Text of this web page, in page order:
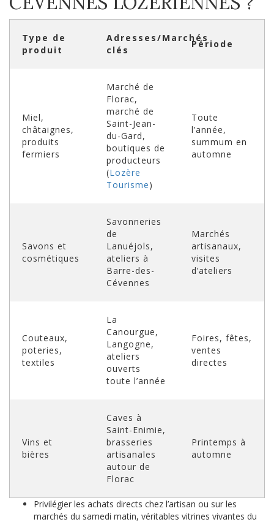
Type de
produit
Adresses/Marchés
clés
Période
Miel,
châtaignes,
produits
fermiers
Marché de
Florac,
marché de
Saint-Jean-
du-Gard,
boutiques de
producteurs
(Lozère
Tourisme)
Toute
l’année,
summum en
automne
Savons et
cosmétiques
Savonneries
de
Lanuéjols,
ateliers à
Barre-des-
Cévennes
Marchés
artisanaux,
visites
d’ateliers
Couteaux,
poteries,
textiles
La
Canourgue,
Langogne,
ateliers
ouverts
toute l’année
Foires, fêtes,
ventes
directes
Vins et
bières
Caves à
Saint-Enimie,
brasseries
artisanales
autour de
Florac
Printemps à
automne
Privilégier les achats directs chez l’artisan ou sur les
marchés du samedi matin, véritables vitrines vivantes du